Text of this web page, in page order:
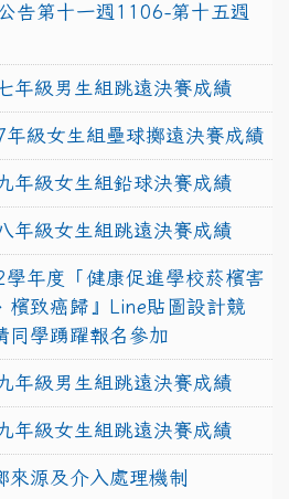
告第十一週1106-第十五週
年級男生組跳遠決賽成績
級女生組壘球擲遠決賽成績
年級女生組鉛球決賽成績
年級女生組跳遠決賽成績
年度「健康促進學校菸檳害
檳致癌歸』Line貼圖設計競
同學踴躍報名參加
年級男生組跳遠決賽成績
年級女生組跳遠決賽成績
來源及介入處理機制